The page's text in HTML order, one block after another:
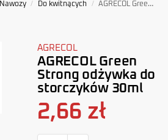
Nawozy / Do kwitnących / AGRECOL Green Strong odżywka do storczyków 30ml
AGRECOL
AGRECOL Green
Strong odżywka do
storczyków 30ml
2,66 zł